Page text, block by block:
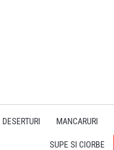
DESERTURI MANCARURI
SUPE SI CIORBE